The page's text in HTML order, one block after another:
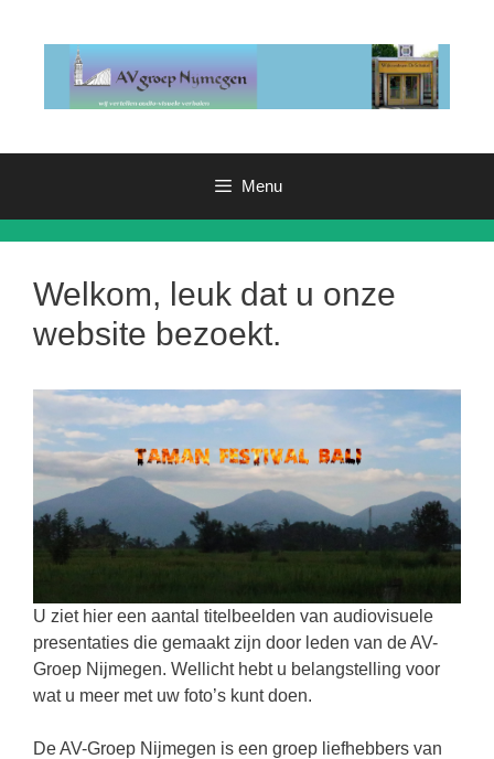
Menu
Welkom, leuk dat u onze
website bezoekt.
U ziet hier een aantal titelbeelden van audiovisuele
presentaties die gemaakt zijn door leden van de AV-
Groep Nijmegen. Wellicht hebt u belangstelling voor
wat u meer met uw foto’s kunt doen.
De AV-Groep Nijmegen is een groep liefhebbers van